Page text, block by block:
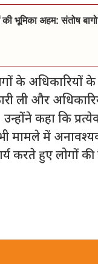
भूमिका अहम: संतोष
के अधिकारियों
ली और
कहा कि
मामले में
करते हुए लोगों